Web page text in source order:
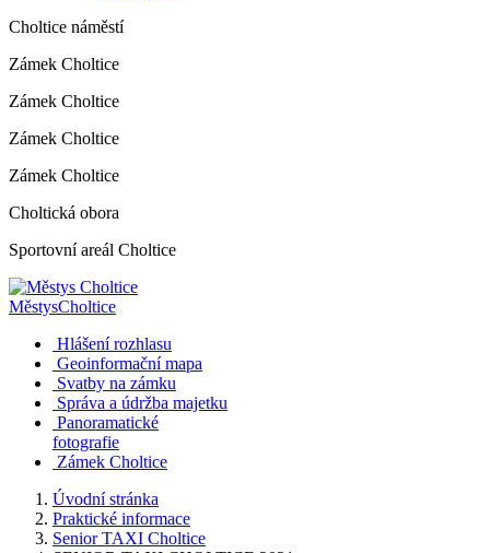
Choltice náměstí
Zámek Choltice
Zámek Choltice
Zámek Choltice
Zámek Choltice
Choltická obora
Sportovní areál Choltice
MěstysCholtice
Hlášení rozhlasu
Geoinformační mapa
Svatby na zámku
Správa a údržba majetku
Panoramatické
fotografie
Zámek Choltice
Úvodní stránka
Praktické informace
Senior TAXI Choltice